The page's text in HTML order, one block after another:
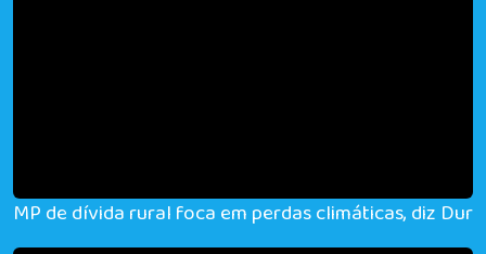
MP de dívida rural foca em perdas climáticas, diz